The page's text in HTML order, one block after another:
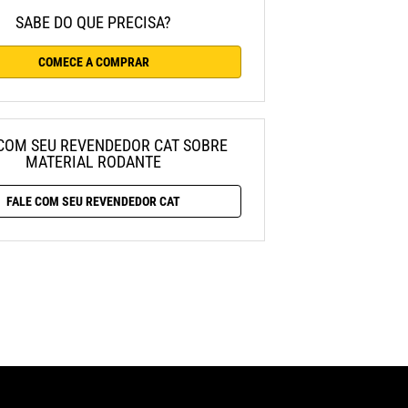
SABE DO QUE PRECISA?
COMECE A COMPRAR
SEU REVENDEDOR CAT SOBRE
MATERIAL RODANTE
FALE COM SEU REVENDEDOR CAT